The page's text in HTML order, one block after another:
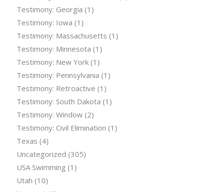
Testimony: Georgia (1)
Testimony: Iowa (1)
Testimony: Massachusetts (1)
Testimony: Minnesota (1)
Testimony: New York(1)
Testimony: Pennsylvania (1)
Testimony: Retroactive (1)
Testimony: South Dakota (1)
Testimony: Window(2)
Testimony: Civil Elimination (1)
Texas (4)
Uncategorized (305)
USA Swimming (1)
Utah (10)